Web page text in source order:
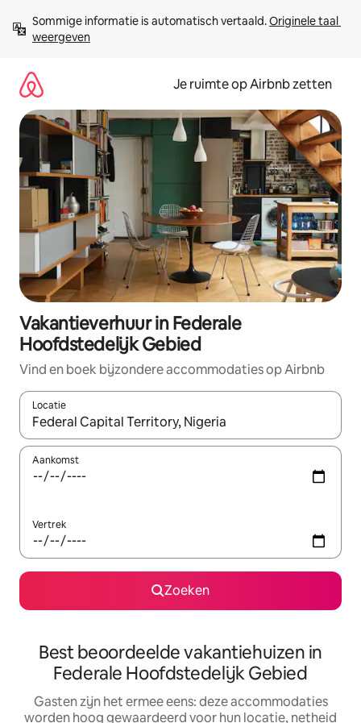
direct
naar
Sommige informatie is automatisch vertaald. Originele taal
weergeven
Je ruimte op Airbnb zetten
Vakantieverhuur in Federale
Hoofdstedelijk Gebied
Vind en boek bijzondere accommodaties op Airbnb
Locatie
Wanneer er suggesties beschikbaar zijn, maak je een keuze
Aankomst
Vertrek
Zoeken
Best beoordeelde vakantiehuizen in
Federale Hoofdstedelijk Gebied
Gasten zijn het ermee eens: deze accommodaties
worden hoog gewaardeerd voor hun locatie, netheid